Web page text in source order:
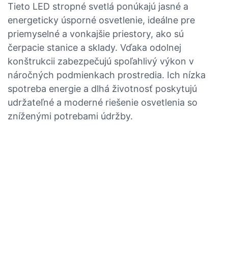
Tieto LED stropné svetlá ponúkajú jasné a
energeticky úsporné osvetlenie, ideálne pre
priemyselné a vonkajšie priestory, ako sú
čerpacie stanice a sklady. Vďaka odolnej
konštrukcii zabezpečujú spoľahlivý výkon v
náročných podmienkach prostredia. Ich nízka
spotreba energie a dlhá životnosť poskytujú
udržateľné a moderné riešenie osvetlenia so
zníženými potrebami údržby.